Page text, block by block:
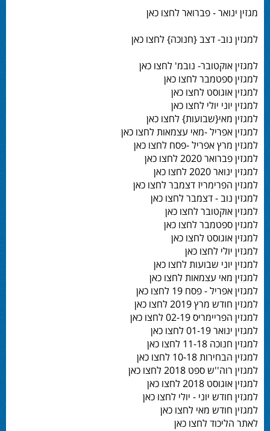
מגזין ינואר - פברואר לחצו כאן
למגזין נוב- דצב {חנוכה} לחצו כאן
למגזין אוקטובר- נובמ' לחצו כאן
למגזין ספטמבר לחצו כאן
למגזין אוגוסט לחצו כאן
למגזין יוני יולי לחצו כאן
למגזין מאי{שבועות} לחצו כאן
למגזין אפריל -מאי עצמאות לחצו כאן
למגזין מרץ אפריל -פסח לחצו כאן
למגזין פברואר 2020 לחצו כאן
למגזין ינואר 2020 לחצו כאן
למגזין הפרימריז דצמבר לחצו כאן
למגזין נוב - דצמבר לחצו כאן
למגזין אוקטובר לחצו כאן
למגזין ספטמבר לחצו כאן
למגזין אוגוסט לחצו כאן
למגזין יולי לחצו כאן
למגזין יוני שבועות לחצו כאן
למגזין מאי עצמאות לחצו כאן
למגזין אפריל - פסח 19 לחצו כאן
למגזין חודש מרץ 2019 לחצו כאן
למגזין הפריימריס 02-19 לחצו כאן
למגזין ינואר 01-19 לחצו כאן
למגזין חנוכה 11-18 לחצו כאן
למגזין הבחירות 10-18 לחצו כאן
למגזין רוה''ש ספט 2018 לחצו כאן
למגזין אוגוסט 2018 לחצו כאן
למגזין חודש יוני - יולי לחצו כאן
למגזין חודש מאי לחצו כאן
לאתר הליכוד לחצו כאן